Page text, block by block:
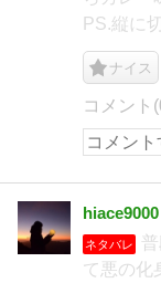
PS.縦に
ナイス
コメント
hiace9000
ネタバレ
て悪の化